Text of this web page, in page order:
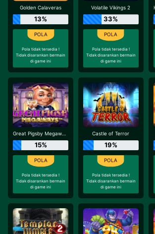
Golden Calaveras
13%
Pola tidak tersedia !
Tidak disarankan bermain
di game ini
Volatile Vikings 2
33%
Pola tidak tersedia !
Tidak disarankan bermain
di game ini
Great Pigsby Megaways
15%
Pola tidak tersedia !
Tidak disarankan bermain
di game ini
Castle of Terror
19%
Pola tidak tersedia !
Tidak disarankan bermain
di game ini